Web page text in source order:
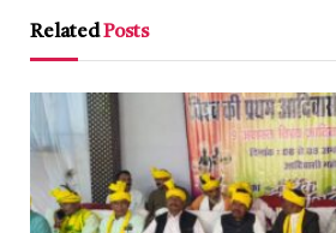
RelatedPosts